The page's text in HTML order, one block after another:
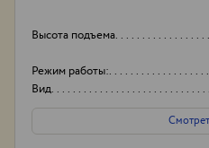
Высота подъема
Режим работы:
Вид
Высота вышки